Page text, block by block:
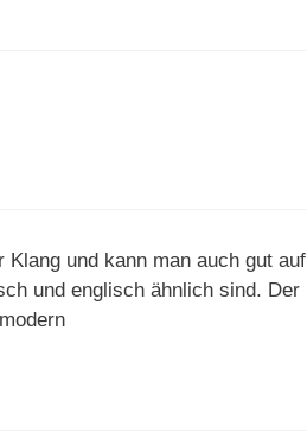
und kann man auch gut auf
und englisch ähnlich sind. Der